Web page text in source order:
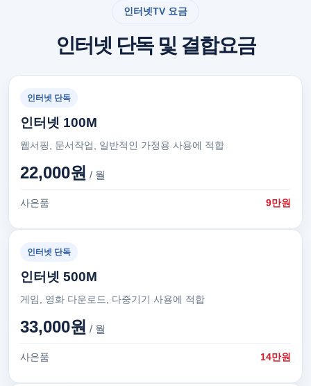
인터넷TV 요금
인터넷 단독 및 결합요금
인터넷 단독
인터넷 100M
웹서핑, 문서작업, 일반적인 가정용 사용에 적합
22,000원 / 월
사은품 9만원
인터넷 단독
인터넷 500M
게임, 영화 다운로드, 다중기기 사용에 적합
33,000원 / 월
사은품 14만원